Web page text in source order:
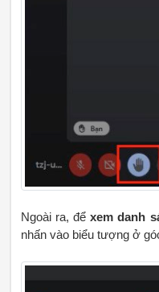
Ngoài ra, đểxem danh
nhấn vào biểu tượng ở